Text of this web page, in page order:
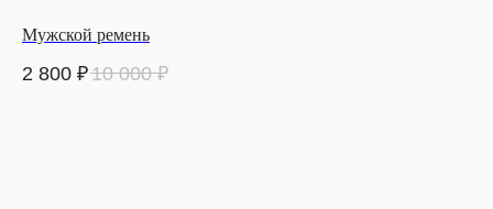
Мужской ремень
2 800 ₽10 000 ₽